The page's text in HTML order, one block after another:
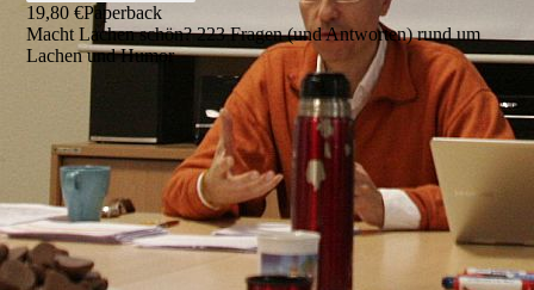
19,80 €Paperback
Macht Lachen schön? 223 Fragen (und Antworten) rund um
Lachen und Humor